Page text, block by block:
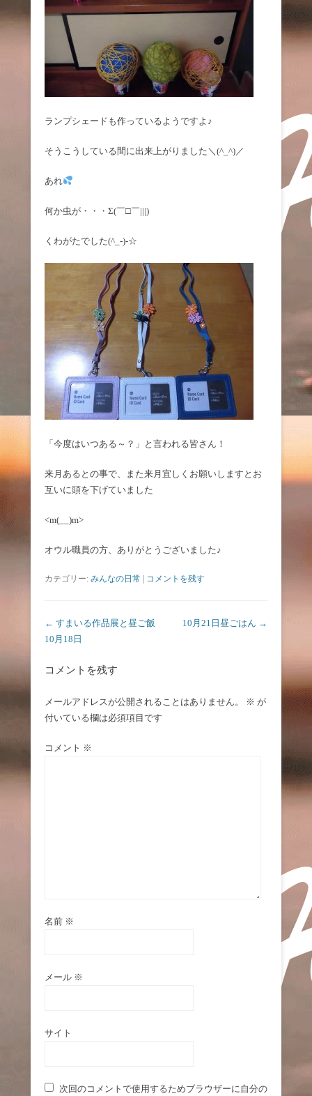
ランプシェードも作っているようですよ♪
そうこうしている間に出来上がりました＼(^_^)／
あれ
何か虫が・・・Σ(￣□￣|||)
くわがたでした(^_-)-☆
「今度はいつある～？」と言われる皆さん！
来月あるとの事で、また来月宜しくお願いしますとお
互いに頭を下げていました
<m(__)m>
オウル職員の方、ありがとうございました♪
カテゴリー: みんなの日常 | コメントを残す
投稿ナビゲーション
← すまいる作品展と昼ご飯
10月18日
10月21日昼ごはん →
コメントを残す
メールアドレスが公開されることはありません。 ※ が
付いている欄は必須項目です
コメント ※
名前 ※
メール ※
サイト
次回のコメントで使用するためブラウザーに自分の